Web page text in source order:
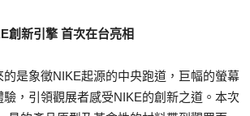
創新引擎 首次在台亮相
是象徵NIKE起源的中央跑道，巨幅的螢幕
，引領觀展者感受NIKE的創新之道。本次